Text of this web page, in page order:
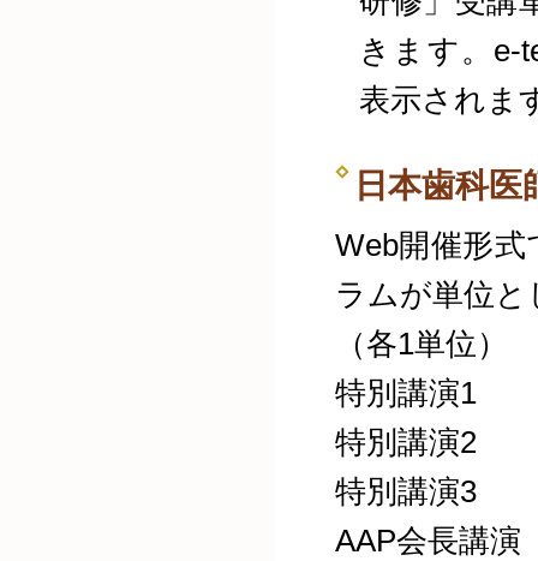
きます。e-
表示されま
日本歯科
Web開催形
ラムが単位
（各1単位）
特別講演1
特別講演2
特別講演3
AAP会長講演